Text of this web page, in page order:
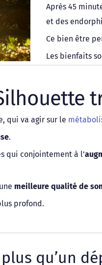
Après 45
et des
Ce bien être
Les bienfaits
qui va agir sur le
.
qui conjointement à l’
meilleure qualité de
profond.
qu’un